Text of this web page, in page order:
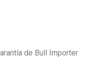
de Bull Importer